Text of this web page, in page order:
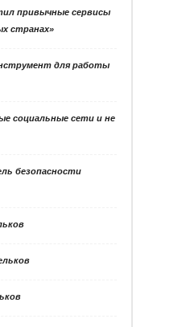
привычные сервисы
странах»
для работы
социальные сети и не
безопасности